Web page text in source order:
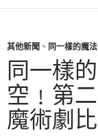
其他新聞 、 同一樣的魔
同一樣
空﹗第
魔術劇